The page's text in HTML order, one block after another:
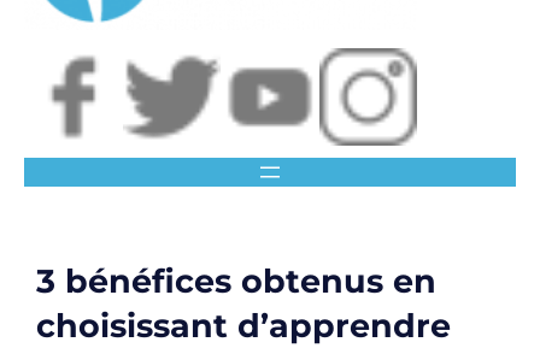
3 bénéfices obtenus en
choisissant d’apprendre